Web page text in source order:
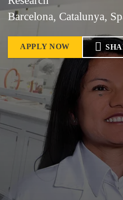
Barcelona, Catalunya,
APPLY NOW